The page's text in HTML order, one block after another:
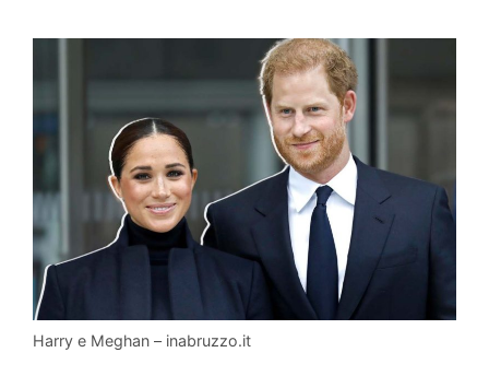
Harry e Meghan – inabruzzo.it